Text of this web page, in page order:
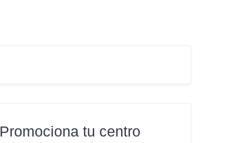
Promociona tu centro